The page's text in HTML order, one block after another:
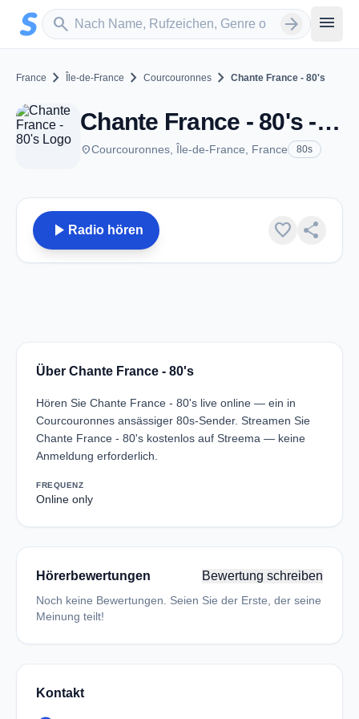
Zum Hauptinhalt springen
search
Sender suchen arrow_forward menu
France chevron_right Île-de-France chevron_right Courcouronnes chevron_right Chante France - 80's
Chante France - 80's - Courcouronnes
placeCourcouronnes, Île-de-France, France 80s
play_arrow Radio hören favorite share
Über Chante France - 80's
Hören Sie Chante France - 80's live online — ein in
Courcouronnes ansässiger 80s-Sender. Streamen Sie
Chante France - 80's kostenlos auf Streema — keine
Anmeldung erforderlich.
FREQUENZ
Online only
Hörerbewertungen Bewertung schreiben
Noch keine Bewertungen. Seien Sie der Erste, der seine
Meinung teilt!
Kontakt